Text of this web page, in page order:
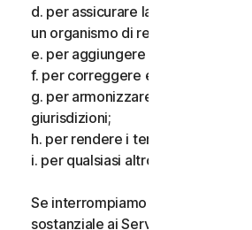
d. per assicurare la conformità ai
un organismo di regolamentazione;
e. per aggiungere funzionalità
f. per correggere eventuali errori;
g. per armonizzare i servizi o i
giurisdizioni;
h. per rendere i termini più chiari; e
i. per qualsiasi altro valido motivo.
Se interrompiamo i Servizi,
sostanziale ai Servizi che